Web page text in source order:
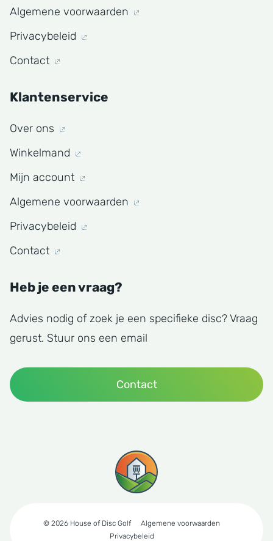
Algemene voorwaarden
Privacybeleid
Contact
Klantenservice
Over ons
Winkelmand
Mijn account
Algemene voorwaarden
Privacybeleid
Contact
Heb je een vraag?
Advies nodig of zoek je een specifieke disc? Vraag
gerust. Stuur ons een email
Contact
© 2026 House of Disc Golf
Algemene voorwaarden
Privacybeleid